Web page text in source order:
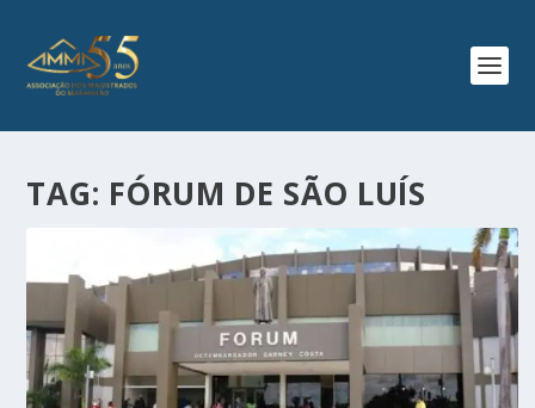
TAG: FÓRUM DE SÃO LUÍS